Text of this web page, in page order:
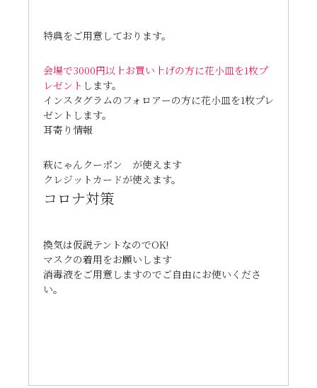
特典をご用意しております。
会場で3000円以上お買い上げの方に花小皿を1枚プ
レゼント します。
インスタグラムのフォロアーの方に花小皿を1枚プレ
ゼントします。
耳寄り情報
萩にゃんクーポン が使えます
クレジットカードが使えます。
コロナ対策
換気は仮説テントなのでOK!
マスクの着用をお願いします
消毒液をご用意しますのでご自由にお使いくださ
い。